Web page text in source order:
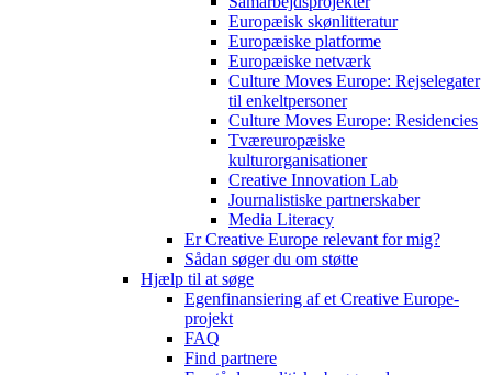
Europæisk skønlitteratur
Europæiske platforme
Europæiske netværk
Culture Moves Europe: Rejselegater
til enkeltpersoner
Culture Moves Europe: Residencies
Tværeuropæiske
kulturorganisationer
Creative Innovation Lab
Journalistiske partnerskaber
Media Literacy
Er Creative Europe relevant for mig?
Sådan søger du om støtte
Hjælp til at søge
Egenfinansiering af et Creative Europe-
projekt
FAQ
Find partnere